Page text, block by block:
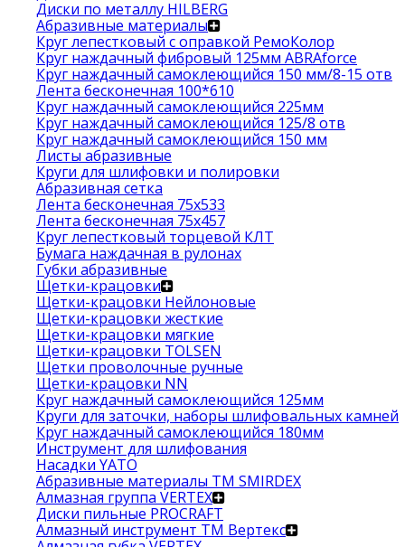
Диски по металлу HILBERG
Абразивные материалы
Круг лепестковый с оправкой РемоКолор
Круг наждачный фибровый 125мм ABRAforce
Круг наждачный самоклеющийся 150 мм/8-15 отв
Лента бесконечная 100*610
Круг наждачный самоклеющийся 225мм
Круг наждачный самоклеющийся 125/8 отв
Круг наждачный самоклеющийся 150 мм
Листы абразивные
Круги для шлифовки и полировки
Абразивная сетка
Лента бесконечная 75х533
Лента бесконечная 75х457
Круг лепестковый торцевой КЛТ
Бумага наждачная в рулонах
Губки абразивные
Щетки-крацовки
Щетки-крацовки Нейлоновые
Щетки-крацовки жесткие
Щетки-крацовки мягкие
Щетки-крацовки TOLSEN
Щетки проволочные ручные
Щетки-крацовки NN
Круг наждачный самоклеющийся 125мм
Круги для заточки, наборы шлифовальных камней
Круг наждачный самоклеющийся 180мм
Инструмент для шлифования
Насадки YATO
Абразивные материалы ТМ SMIRDEX
Алмазная группа VERTEX
Диски пильные PROCRAFT
Алмазный инструмент ТМ Вертекс